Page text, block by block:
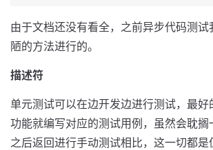
由于文档还没有看全，之前异步代码测试
陋的方法进行的。
描述符
单元测试可以在边开发边进行测试，最
功能就编写对应的测试用例，虽然会耽搁
之后返回进行手动测试相比，这一切都是